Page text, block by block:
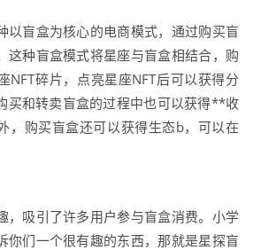
以盲盒为核心的电商模式，通过购买盲
这种盲盒模式将星座与盲盒相结合，购
NFT碎片，点亮星座NFT后可以获得分
买和转卖盲盒的过程中也可以获得**收
，购买盲盒还可以获得生态b，可以在
，吸引了许多用户参与盲盒消费。小学
你们一个很有趣的东西，那就是星探盲